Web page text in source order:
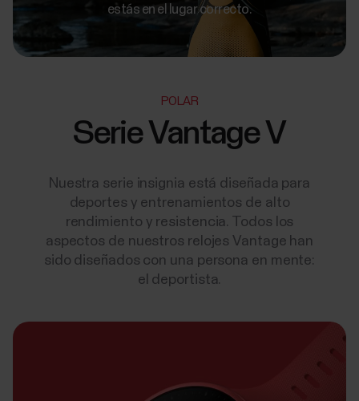
estás en el lugar correcto.
POLAR
Serie Vantage V
Nuestra serie insignia está diseñada para
deportes y entrenamientos de alto
rendimiento y resistencia. Todos los
aspectos de nuestros relojes Vantage han
sido diseñados con una persona en mente:
el deportista.